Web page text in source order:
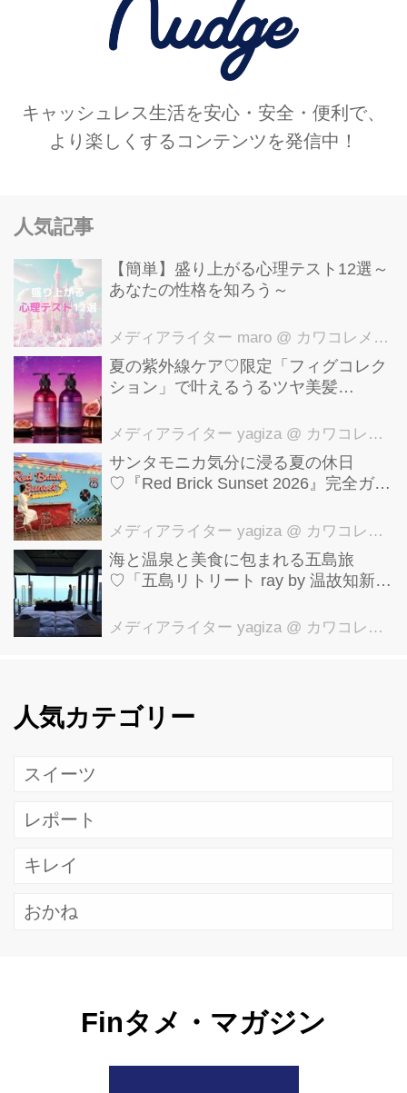
キャッシュレス生活を安心・安全・便利で、
より楽しくするコンテンツを発信中！
人気記事
【簡単】盛り上がる心理テスト12選～
あなたの性格を知ろう～
メディアライター maro @ カワコレメディア編集部
夏の紫外線ケア♡限定「フィグコレク
ション」で叶えるうるツヤ美髪
メディアライター yagiza @ カワコレメディア編集部
サンタモニカ気分に浸る夏の休日
♡『Red Brick Sunset 2026』完全ガイ
メディアライター yagiza @ カワコレメディア編集部
海と温泉と美食に包まれる五島旅
♡「五島リトリート ray by 温故知新」
メディアライター yagiza @ カワコレメディア編集部
人気カテゴリー
スイーツ
レポート
キレイ
おかね
Finタメ・マガジン